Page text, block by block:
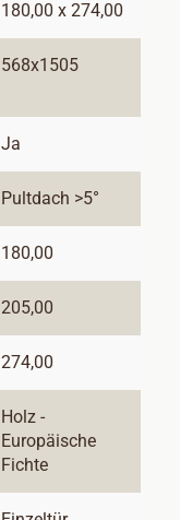
180,00 x 274,00
568x1505
Ja
Pultdach >5°
180,00
205,00
274,00
Holz -
Europäische
Fichte